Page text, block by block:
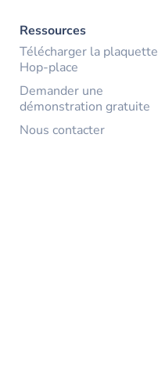
Ressources
Télécharger la plaquette
Hop-place
Demander une
démonstration gratuite
Nous contacter